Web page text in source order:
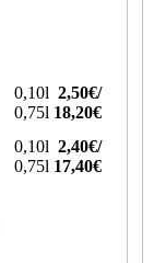
0,10l
0,75l
2,50€/
18,20€
0,10l
0,75l
2,40€/
17,40€